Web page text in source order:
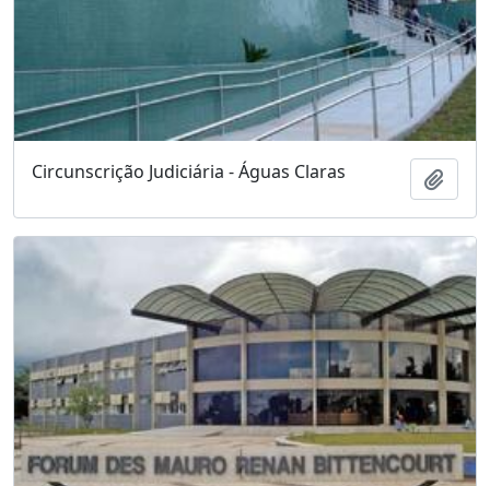
Circunscrição Judiciária - Águas Claras